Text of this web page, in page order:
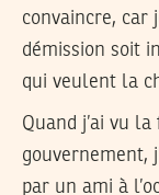
convaincre, car
démission soit
qui veulent la
Quand j’ai vu
gouvernement,
par un ami à